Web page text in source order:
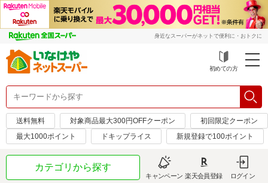
身近なスーパーがネットで便利に・おトクに
初めての方
送料無料 対象商品最大300円OFFクーポン
初回限定クーポン
最大1000ポイント
ドキップライス 新規登録で100ポイント
カテゴリから探す
キャンペーン 楽天会員登録 ログイン